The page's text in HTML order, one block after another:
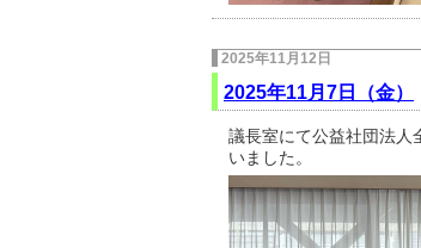
2025年11月12日
2025年11月7日（金）
議長室にて公益社団法人
いました。